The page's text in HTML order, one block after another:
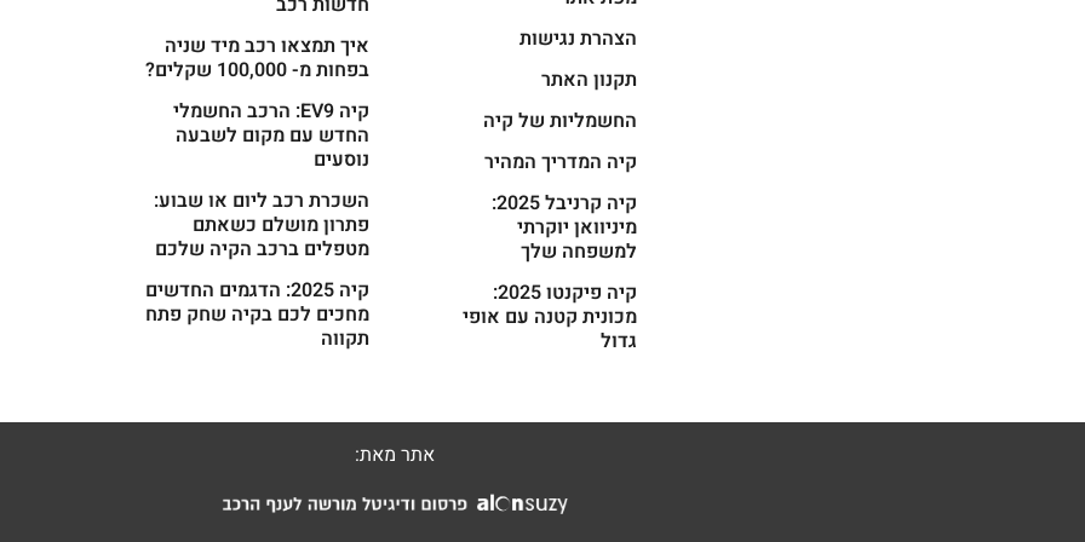
הצהרת נגישות
תקנון האתר
החשמליות של קיה
קיה המדריך המהיר
קיה קרניבל 2025:
מיניוואן יוקרתי
למשפחה שלך
קיה פיקנטו 2025:
מכונית קטנה עם אופי
גדול
איך תמצאו רכב מיד שניה
בפחות מ- 100,000 שקלים?
קיה EV9: הרכב החשמלי
החדש עם מקום לשבעה
נוסעים
השכרת רכב ליום או שבוע:
פתרון מושלם כשאתם
מטפלים ברכב הקיה שלכם
קיה 2025: הדגמים החדשים
מחכים לכם בקיה שחק פתח
תקווה
אתר מאת: